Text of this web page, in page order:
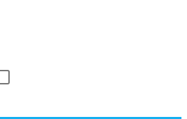
Press